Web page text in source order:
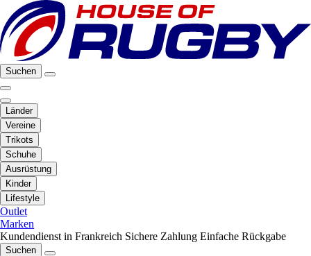
Suchen
Länder
Vereine
Trikots
Schuhe
Ausrüstung
Kinder
Lifestyle
Outlet
Marken
Kundendienst in Frankreich Sichere Zahlung Einfache Rückgabe
Suchen